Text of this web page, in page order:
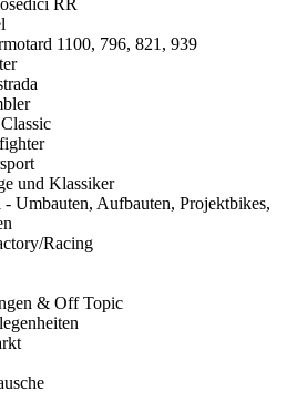
RR
1100, 796, 821, 939
und Klassiker
Umbauten, Aufbauten, Projektbikes,
Racing
& Off Topic